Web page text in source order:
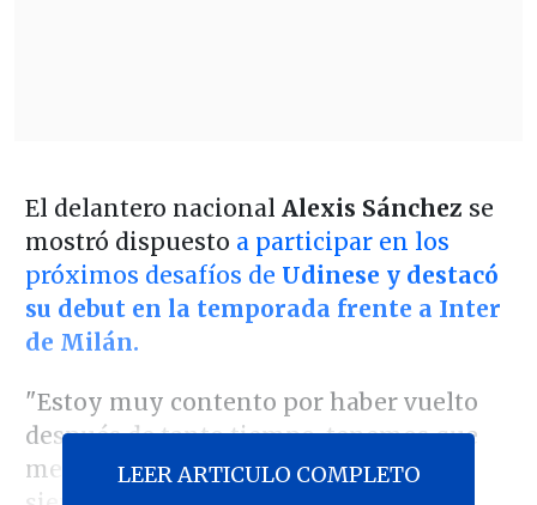
El delantero nacional Alexis Sánchez se
mostró dispuesto a participar en los
próximos desafíos de Udinese y destacó
su debut en la temporada frente a Inter
de Milán.
"Estoy muy contento por haber vuelto
después de tanto tiempo, tenemos que
mejorar más y seguir ganando como
LEER ARTICULO COMPLETO